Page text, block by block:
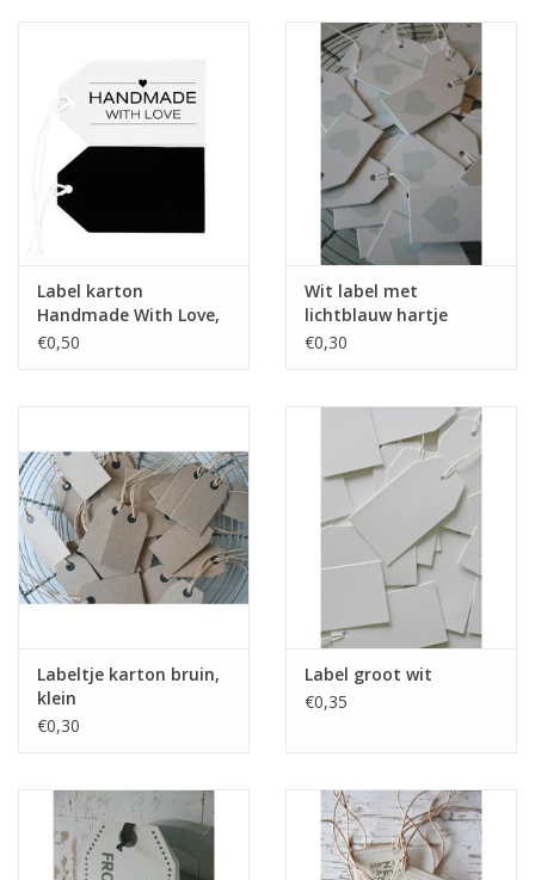
Label karton
Handmade With Love,
wit/zwart
€0,50
Wit label met
lichtblauw hartje
€0,30
Labeltje karton bruin,
klein
€0,30
Label groot wit
€0,35